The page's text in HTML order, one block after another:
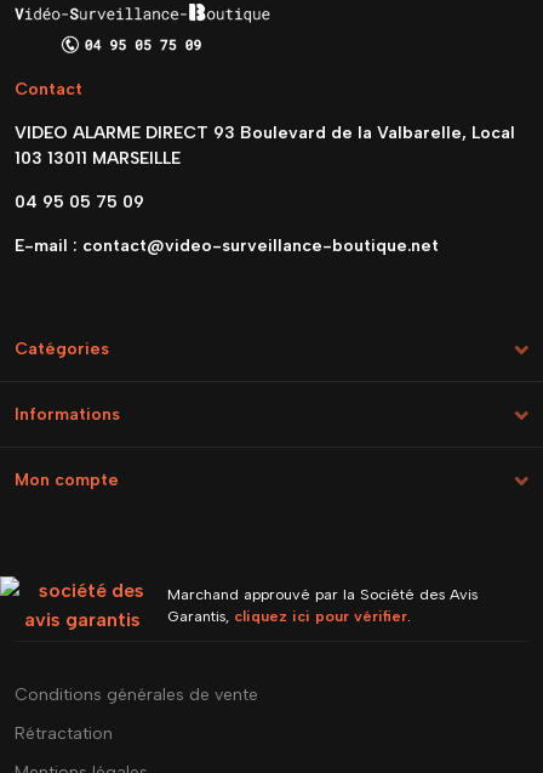
Contact
VIDEO ALARME DIRECT 93 Boulevard de la Valbarelle, Local
103 13011 MARSEILLE
04 95 05 75 09
E-mail : contact@video-surveillance-boutique.net
Catégories
Informations
Mon compte
Marchand approuvé par la Société des Avis
Garantis, cliquez ici pour vérifier
Conditions générales de vente
Rétractation